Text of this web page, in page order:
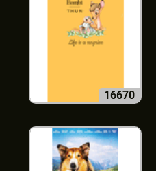
16670